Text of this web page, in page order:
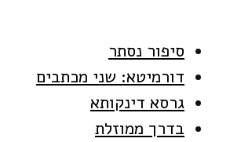
סיפור נסתר
דורמיטא: שני מכתבים
גרסא דינקותא
בדרך ממוזלת